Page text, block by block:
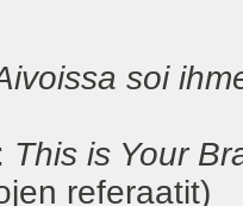
soi
This is Your
referaatit)